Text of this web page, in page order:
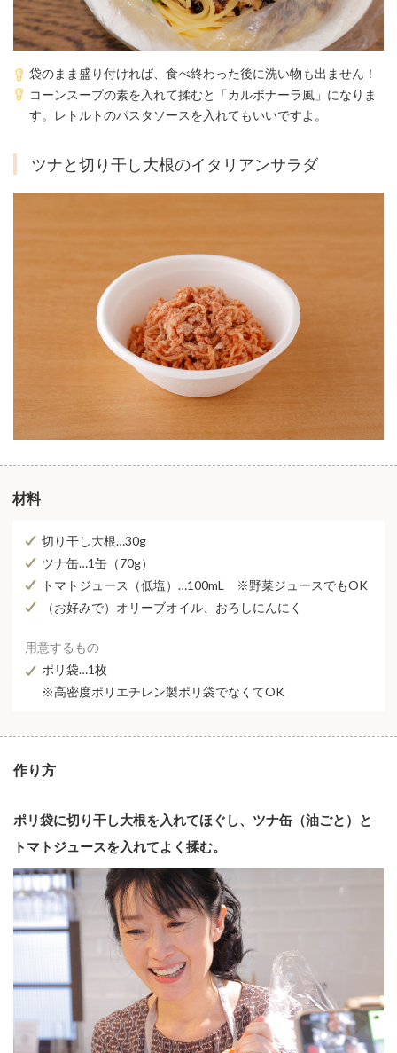
袋のまま盛り付ければ、食べ終わった後に洗い物も出ません！
コーンスープの素を入れて揉むと「カルボナーラ風」になりま
す。レトルトのパスタソースを入れてもいいですよ。
ツナと切り干し大根のイタリアンサラダ
材料
切り干し大根…30g
ツナ缶…1缶（70g）
トマトジュース（低塩）…100mL ※野菜ジュースでもOK
（お好みで）オリーブオイル、おろしにんにく
用意するもの
ポリ袋…1枚
※高密度ポリエチレン製ポリ袋でなくてOK
作り方
ポリ袋に切り干し大根を入れてほぐし、ツナ缶（油ごと）と
トマトジュースを入れてよく揉む。